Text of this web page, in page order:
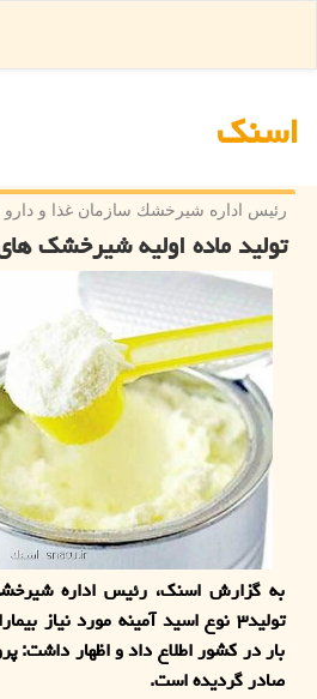
اسنك
رئیس اداره شیرخشك سازمان غذا و دارو
تولید ماده اولیه شیرخشک
به گزارش اسنک، رئیس اداره
تولید۳ نوع اسید آمینه مورد نیاز
بار در کشور اطلاع داد و اظهار داشت:
صادر گردیده است.